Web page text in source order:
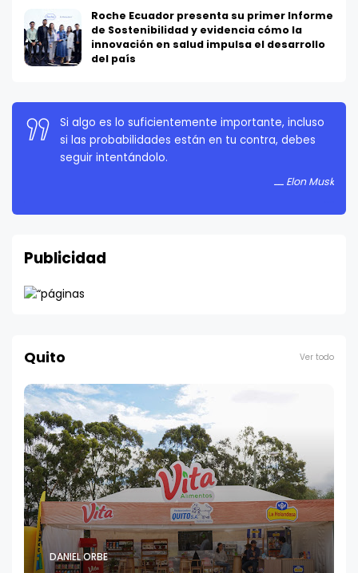
Roche Ecuador presenta su primer Informe
de Sostenibilidad y evidencia cómo la
innovación en salud impulsa el desarrollo
del país
Si algo es lo suficientemente importante, incluso
si las probabilidades están en tu contra, debes
seguir intentándolo.
Elon Musk
La persistencia es muy importante. No debes
rendirte a menos que estés obligado a rendirte.
Publicidad
Quito Ver todo
DANIEL ORBE